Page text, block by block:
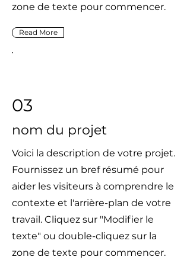
zone de texte pour commencer.
Read More
03
nom du projet
Voici la description de votre projet.
Fournissez un bref résumé pour
aider les visiteurs à comprendre le
contexte et l'arrière-plan de votre
travail. Cliquez sur "Modifier le
texte" ou double-cliquez sur la
zone de texte pour commencer.